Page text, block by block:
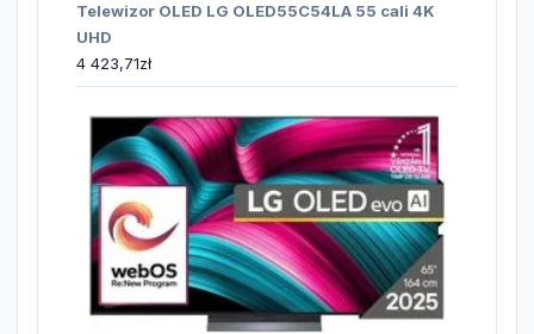
Telewizor OLED LG OLED55C54LA 55 cali 4K
UHD
4 423,71zł